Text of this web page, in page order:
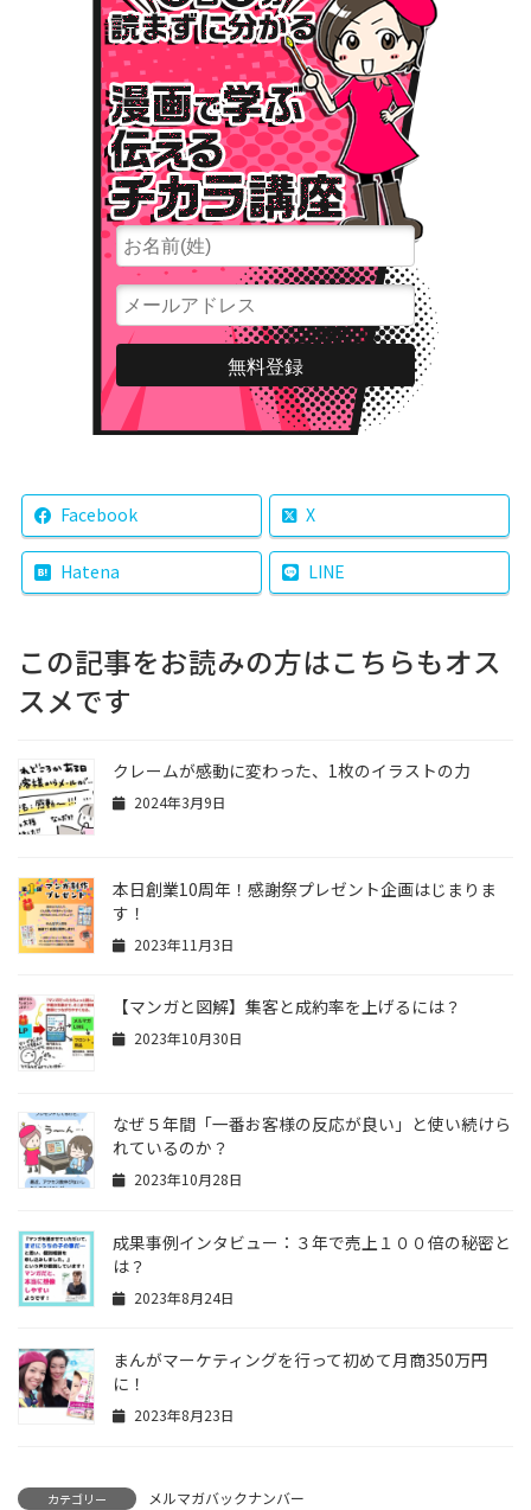
Facebook X
Hatena LINE
この記事をお読みの方はこちらもオス
スメです
クレームが感動に変わった、1枚のイラストの力
2024年3月9日
本日創業10周年！感謝祭プレゼント企画はじまりま
す！
2023年11月3日
【マンガと図解】集客と成約率を上げるには？
2023年10月30日
なぜ５年間「一番お客様の反応が良い」と使い続けら
れているのか？
2023年10月28日
成果事例インタビュー：３年で売上１００倍の秘密と
は？
2023年8月24日
まんがマーケティングを行って初めて月商350万円
に！
2023年8月23日
カテゴリー メルマガバックナンバー